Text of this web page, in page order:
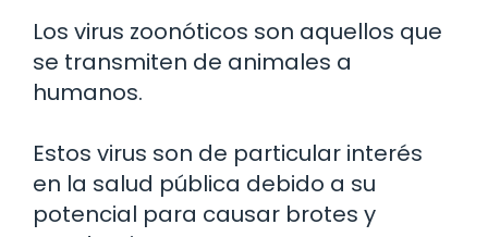
Los virus zoonóticos son aquellos que
se transmiten de animales a
humanos.
Estos virus son de particular interés
en la salud pública debido a su
potencial para causar brotes y